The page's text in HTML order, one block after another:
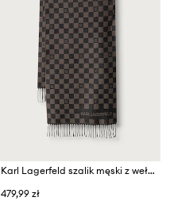
Karl Lagerfeld szalik męski z wełną
479,99 zł